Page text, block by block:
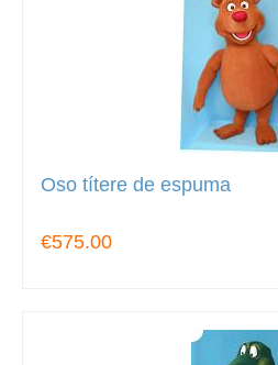
Oso títere de espuma
€575.00